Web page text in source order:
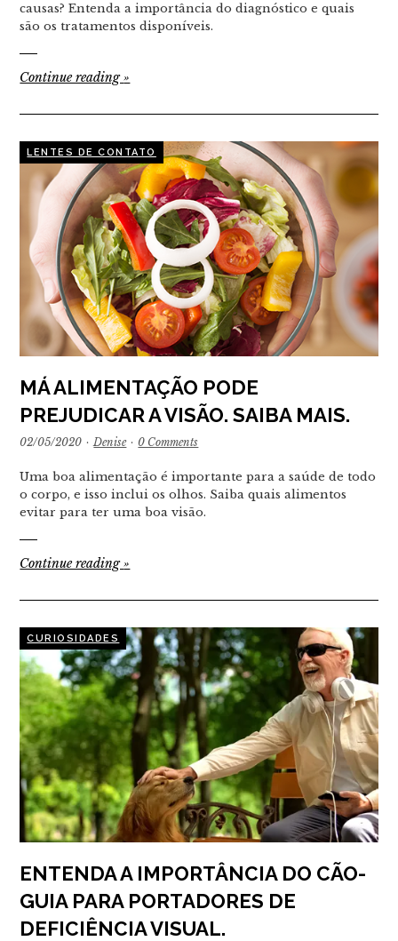
causas? Entenda a importância do diagnóstico e quais
são os tratamentos disponíveis.
Continue reading»
LENTES DE CONTATO
MÁ ALIMENTAÇÃO PODE
PREJUDICAR A VISÃO. SAIBA MAIS.
02/05/2020 · Denise · 0 Comments
Uma boa alimentação é importante para a saúde de todo
o corpo, e isso inclui os olhos. Saiba quais alimentos
evitar para ter uma boa visão.
Continue reading»
CURIOSIDADES
ENTENDA A IMPORTÂNCIA DO CÃO-
GUIA PARA PORTADORES DE
DEFICIÊNCIA VISUAL.